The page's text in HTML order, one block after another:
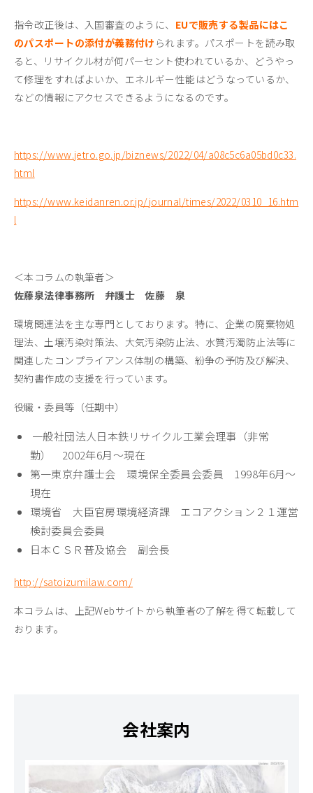
指令改正後は、入国審査のように、 EUで販売する製品にはこ
のパスポートの添付が義務付け られます。パスポートを読み取
ると、リサイクル材が何パーセント使われているか、どうやっ
て修理をすればよいか、エネルギー性能はどうなっているか、
などの情報にアクセスできるようになるのです。
https://www.jetro.go.jp/biznews/2022/04/a08c5c6a05bd0c33.
html
https://www.keidanren.or.jp/journal/times/2022/0310_16.htm
l
＜本コラムの執筆者＞
佐藤泉法律事務所 弁護士 佐藤 泉
環境関連法を主な専門としております。特に、企業の廃棄物処
理法、土壌汚染対策法、大気汚染防止法、水質汚濁防止法等に
関連したコンプライアンス体制の構築、紛争の予防及び解決、
契約書作成の支援を行っています。
役職・委員等（任期中）
一般社団法人日本鉄リサイクル工業会理事（非常
勤） 2002年6月～現在
第一東京弁護士会 環境保全委員会委員 1998年6月～
現在
環境省 大臣官房環境経済課 エコアクション２１運営
検討委員会委員
日本ＣＳＲ普及協会 副会長
http://satoizumilaw.com/
本コラムは、上記Webサイトから執筆者の了解を得て転載して
おります。
会社案内